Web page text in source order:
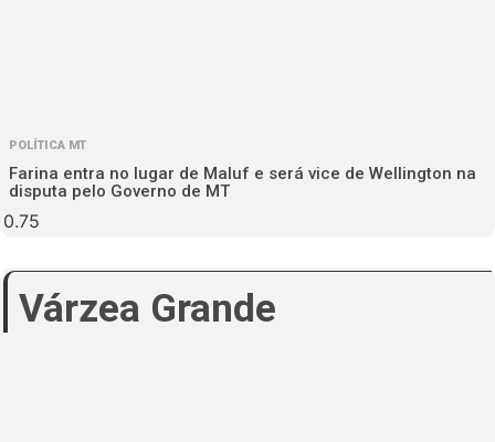
POLÍTICA MT
Farina entra no lugar de Maluf e será vice de Wellington na
disputa pelo Governo de MT
Várzea Grande